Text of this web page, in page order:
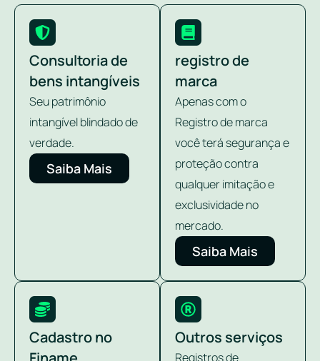
Consultoria de
bens intangíveis
Seu patrimônio
intangível blindado de
verdade.
Saiba Mais
registro de
marca
Apenas com o
Registro de marca
você terá segurança e
proteção contra
qualquer imitação e
exclusividade no
mercado.
Saiba Mais
Cadastro no
Outros serviços
Registros de